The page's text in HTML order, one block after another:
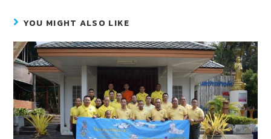
b
o
o
k
er e
n
g
er
YOU MIGHT ALSO LIKE